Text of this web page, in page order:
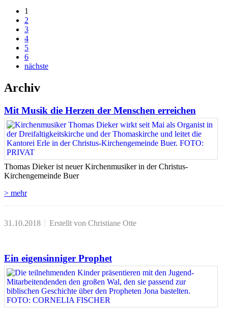
1
2
3
4
5
6
nächste
Archiv
Mit Musik die Herzen der Menschen erreichen
Thomas Dieker ist neuer Kirchenmusiker in der Christus-
Kirchengemeinde Buer
> mehr
31.10.2018 Erstellt von Christiane Otte
Ein eigensinniger Prophet